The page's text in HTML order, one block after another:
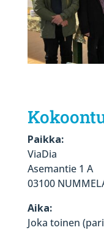
Paikka:
ViaDia
Asemantie 1 A
03100
Aika:
Joka toinen